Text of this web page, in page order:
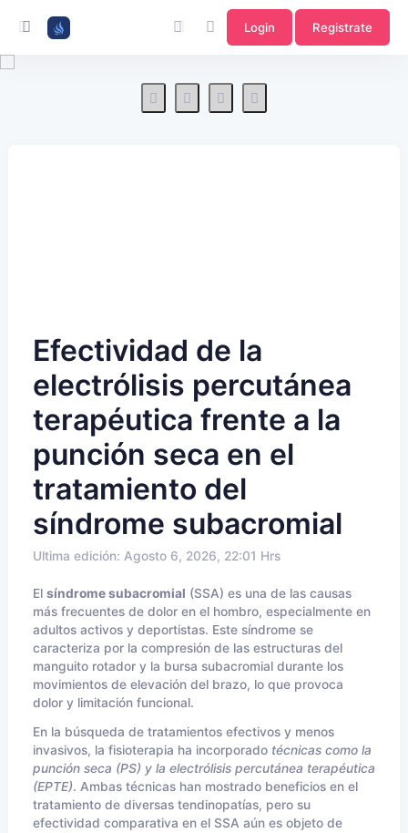
Login Registrate
Efectividad de la
electrólisis percutánea
terapéutica frente a la
punción seca en el
tratamiento del
síndrome subacromial
Ultima edición: Agosto 6, 2026, 22:01 Hrs
El síndrome subacromial (SSA) es una de las causas
más frecuentes de dolor en el hombro, especialmente en
adultos activos y deportistas. Este síndrome se
caracteriza por la compresión de las estructuras del
manguito rotador y la bursa subacromial durante los
movimientos de elevación del brazo, lo que provoca
dolor y limitación funcional.
En la búsqueda de tratamientos efectivos y menos
invasivos, la fisioterapia ha incorporado técnicas como la
punción seca (PS) y la electrólisis percutánea terapéutica
(EPTE). Ambas técnicas han mostrado beneficios en el
tratamiento de diversas tendinopatías, pero su
efectividad comparativa en el SSA aún es objeto de